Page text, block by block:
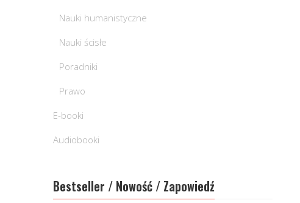
Nauki humanistyczne
Nauki ścisłe
Poradniki
Prawo
E-booki
Audiobooki
Bestseller / Nowość / Zapowiedź